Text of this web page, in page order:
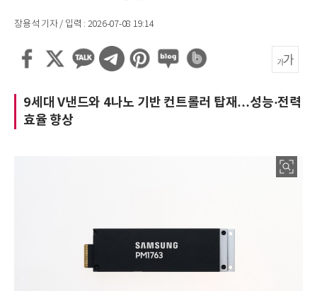
장용석 기자 / 입력 : 2026-07-08 19:14
9세대 V낸드와 4나노 기반 컨트롤러 탑재…성능·전력
효율 향상